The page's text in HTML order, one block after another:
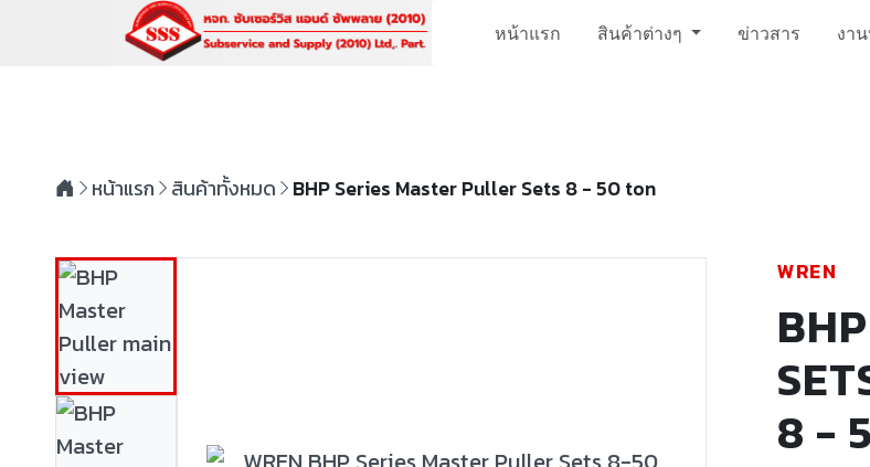
หน้าแรก สินค้าต่างๆ ข่าวสาร งา
หน้าแรก สินค้าทั้งหมด BHP Series Master Puller Sets 8 - 50 ton
WREN
8 -